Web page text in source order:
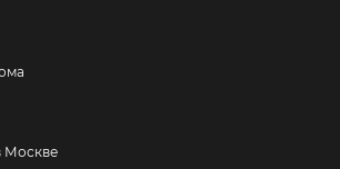
Москве